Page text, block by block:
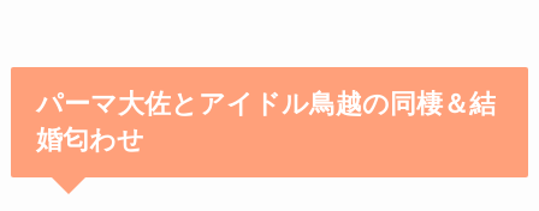
パーマ大佐とアイドル鳥越の同棲＆結
婚匂わせ